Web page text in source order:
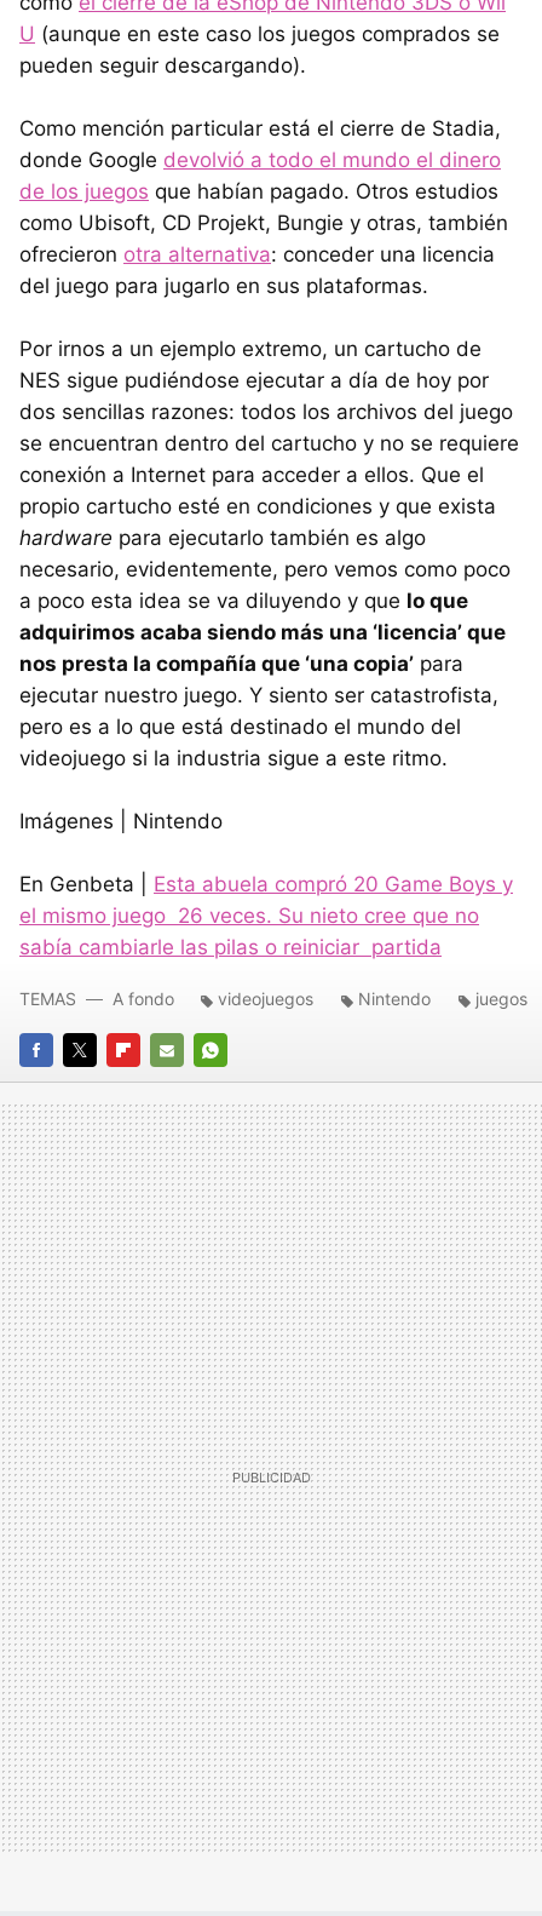
U (aunque en este caso los juegos comprados se
pueden seguir descargando).
Como mención particular está el cierre de Stadia,
donde Google devolvió a todo el mundo el dinero
de los juegos que habían pagado. Otros estudios
como Ubisoft, CD Projekt, Bungie y otras, también
ofrecieron otra alternativa: conceder una licencia
del juego para jugarlo en sus plataformas.
Por irnos a un ejemplo extremo, un cartucho de
NES sigue pudiéndose ejecutar a día de hoy por
dos sencillas razones: todos los archivos del juego
se encuentran dentro del cartucho y no se requiere
conexión a Internet para acceder a ellos. Que el
propio cartucho esté en condiciones y que exista
hardware para ejecutarlo también es algo
necesario, evidentemente, pero vemos como poco
a poco esta idea se va diluyendo y que lo que
adquirimos acaba siendo más una ‘licencia’ que
nos presta la compañía que ‘una copia’ para
ejecutar nuestro juego. Y siento ser catastrofista,
pero es a lo que está destinado el mundo del
videojuego si la industria sigue a este ritmo.
Imágenes | Nintendo
En Genbeta | Esta abuela compró 20 Game Boys y
el mismo juego 26 veces. Su nieto cree que no
sabía cambiarle las pilas o reiniciar partida
FACEBOOK
TWITTERFLIPBOARD
E-
MAIL
WHATSAPP
TEMAS A fondo videojuegos Nintendo juegos